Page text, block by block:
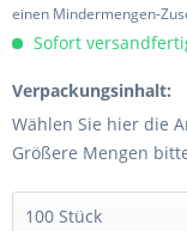
einen Mindermengen-
Sofort
Verpackungsinhalt:
Wählen Sie hier die
Größere Mengen